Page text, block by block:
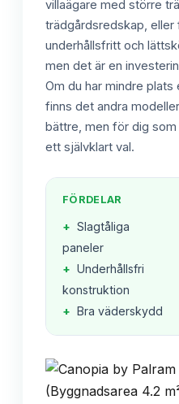
villaägare med större
trädgårdsredskap,
underhållsfritt och
men det är en
Om du har mindre
finns det andra
bättre, men för dig
ett självklart val.
FÖRDELAR
+ Slagtåliga
paneler
+ Underhållsfri
konstruktion
+ Bra väderskydd